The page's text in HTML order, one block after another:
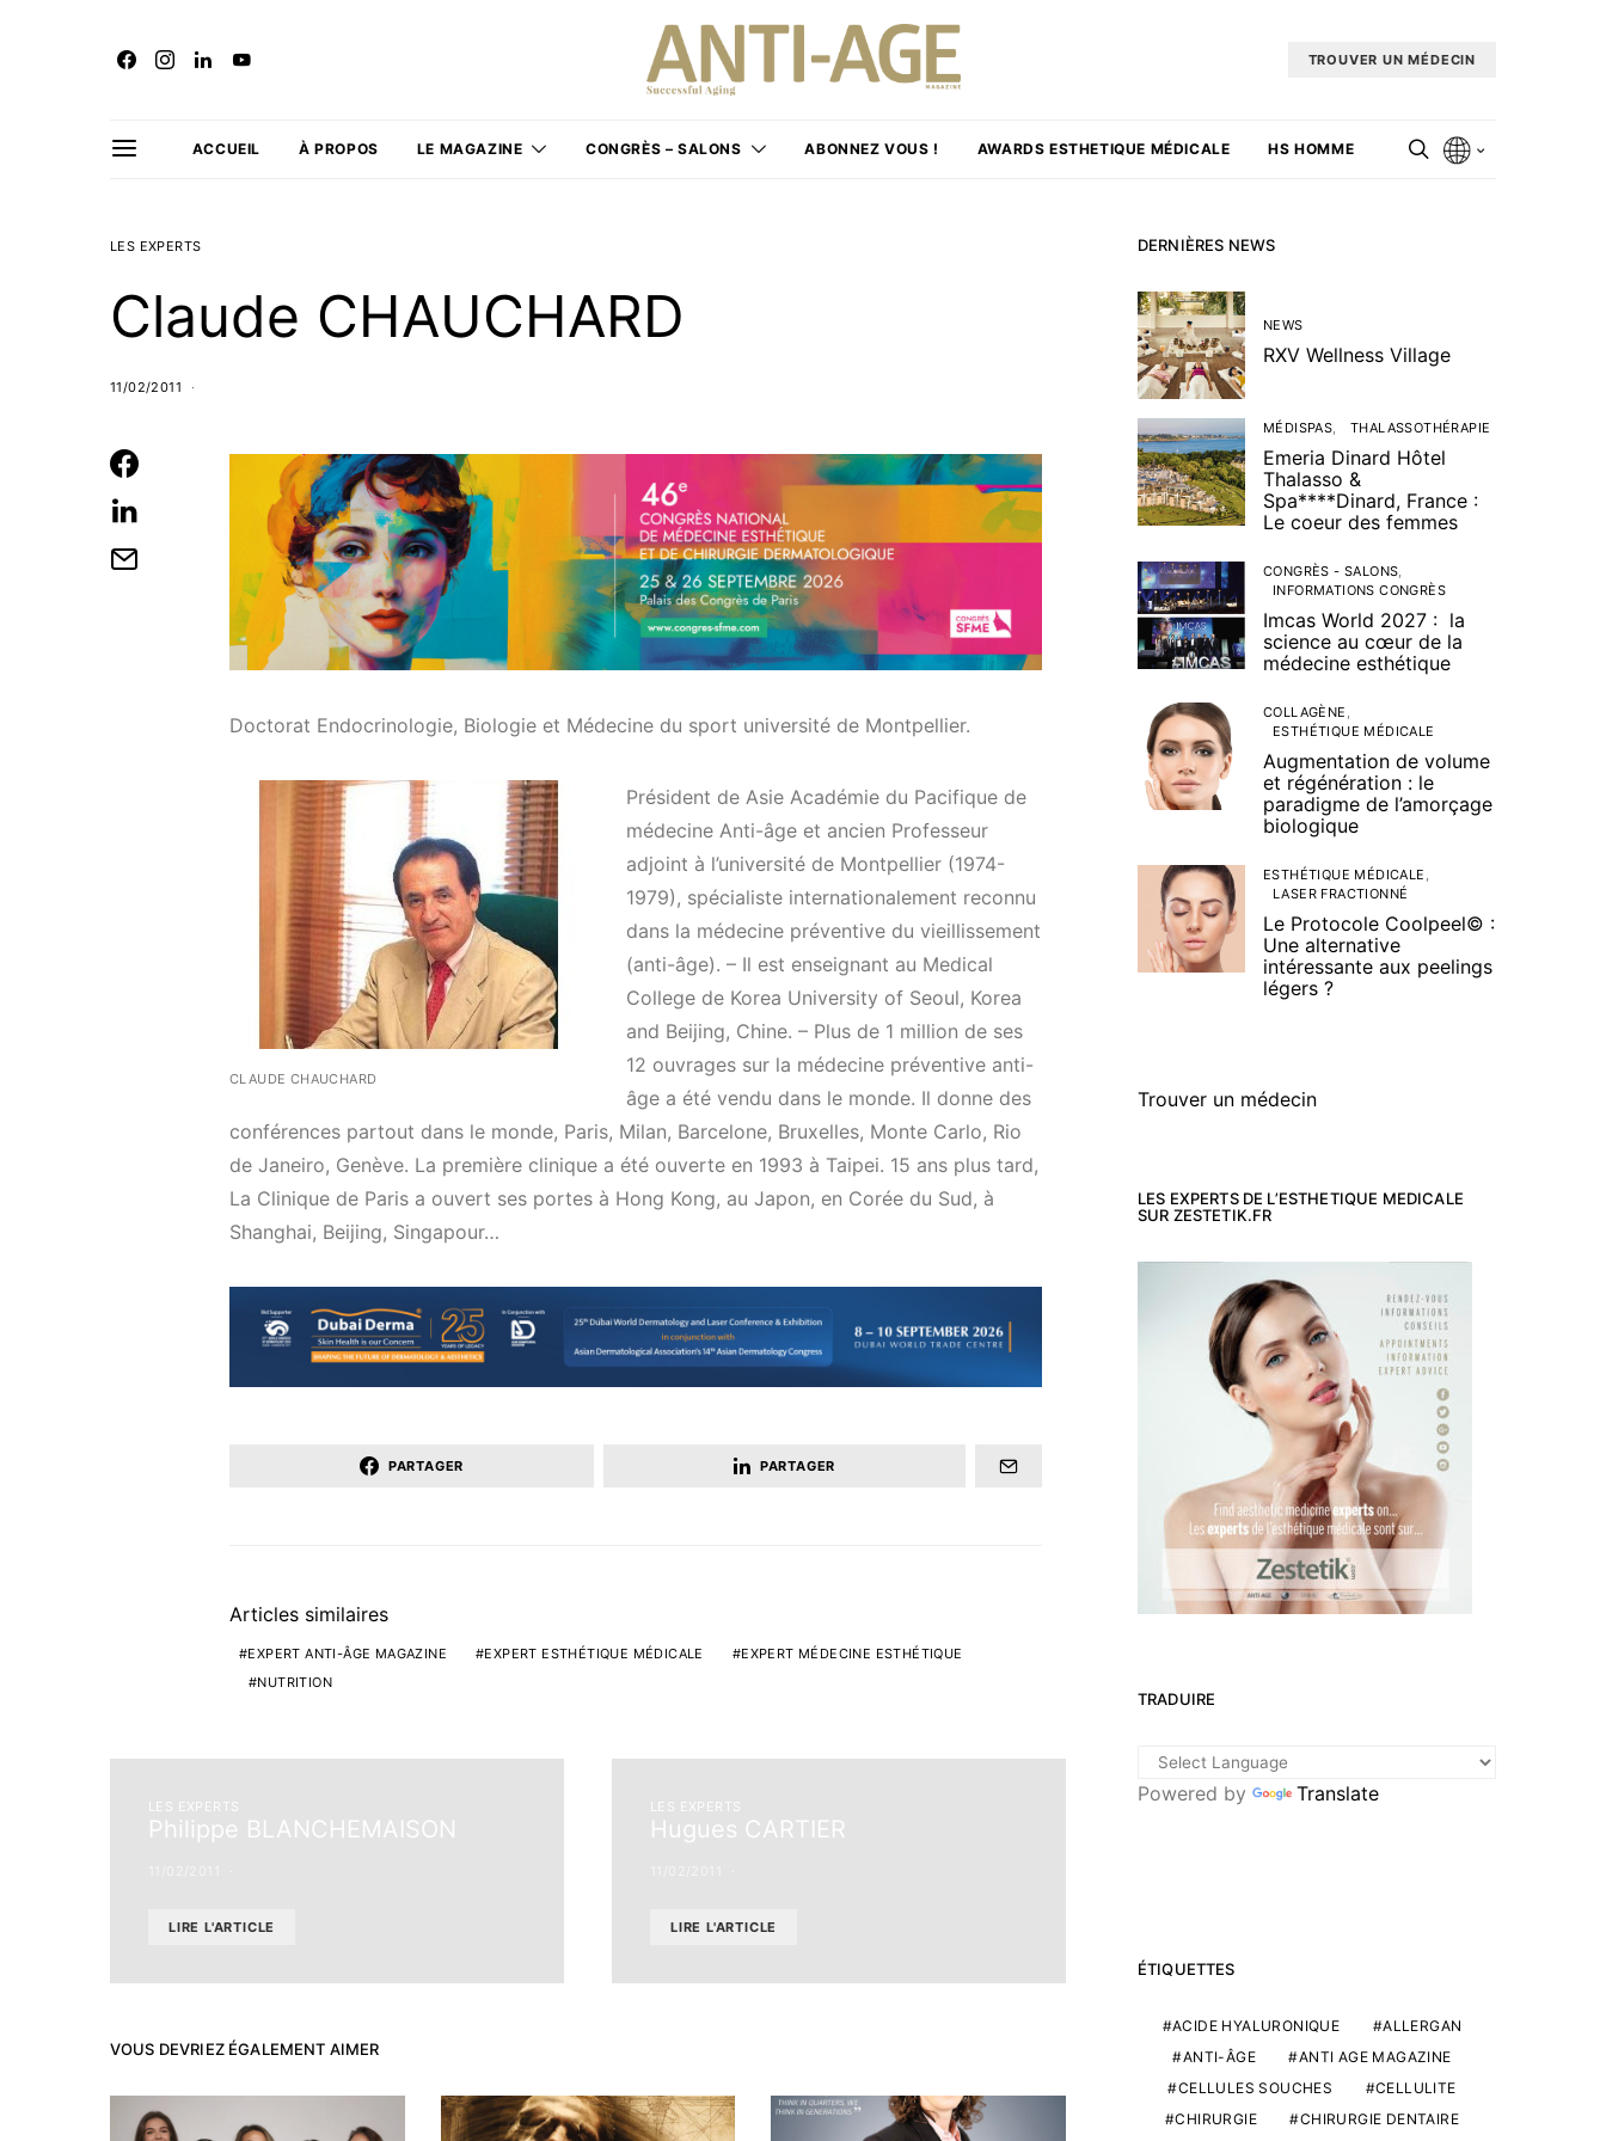
TROUVER UN MÉDECIN
ACCUEIL À PROPOS LE MAGAZINE CONGRÈS – SALONS ABONNEZ VOUS ! AWARDS ESTHETIQUE MÉDICALE HS HOMME
LES EXPERTS
Claude CHAUCHARD
11/02/2011
Doctorat Endocrinologie, Biologie et Médecine du sport université de Montpellier.
CLAUDE CHAUCHARD
Président de Asie Académie du Pacifique de
médecine Anti-âge et ancien Professeur
adjoint à l’université de Montpellier (1974-
1979), spécialiste internationalement reconnu
dans la médecine préventive du vieillissement
(anti-âge). – Il est enseignant au Medical
College de Korea University of Seoul, Korea
and Beijing, Chine. – Plus de 1 million de ses
12 ouvrages sur la médecine préventive anti-
âge a été vendu dans le monde. Il donne des
conférences partout dans le monde, Paris, Milan, Barcelone, Bruxelles, Monte Carlo, Rio
de Janeiro, Genève. La première clinique a été ouverte en 1993 à Taipei. 15 ans plus tard,
La Clinique de Paris a ouvert ses portes à Hong Kong, au Japon, en Corée du Sud, à
Shanghai, Beijing, Singapour…
PARTAGER PARTAGER
Articles similaires
EXPERT ANTI-ÂGE MAGAZINE EXPERT ESTHÉTIQUE MÉDICALE
EXPERT MÉDECINE ESTHÉTIQUE
NUTRITION
LES EXPERTS
Philippe BLANCHEMAISON
LIRE L'ARTICLE
LES EXPERTS
Hugues CARTIER
LIRE L'ARTICLE
VOUS DEVRIEZ ÉGALEMENT AIMER
DERNIÈRES NEWS
NEWS
RXV Wellness Village
MÉDISPAS THALASSOTHÉRAPIE
Emeria Dinard Hôtel
Thalasso &
Spa****Dinard, France :
Le coeur des femmes
CONGRÈS - SALONS
INFORMATIONS CONGRÈS
Imcas World 2027 : la
science au cœur de la
médecine esthétique
COLLAGÈNE
ESTHÉTIQUE MÉDICALE
Augmentation de volume
et régénération : le
paradigme de l’amorçage
biologique
ESTHÉTIQUE MÉDICALE
LASER FRACTIONNÉ
Le Protocole Coolpeel© :
Une alternative
intéressante aux peelings
légers ?
Trouver un médecin
LES EXPERTS DE L’ESTHETIQUE MEDICALE
SUR ZESTETIK.FR
TRADUIRE
Powered by Translate
ÉTIQUETTES
ACIDE HYALURONIQUE
ALLERGAN
ANTI-ÂGE
ANTI AGE MAGAZINE
CELLULES SOUCHES
CELLULITE
CHIRURGIE
CHIRURGIE DENTAIRE